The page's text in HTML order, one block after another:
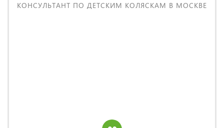
КОНСУЛЬТАНТ ПО ДЕТСКИМ КОЛЯСКАМ В МОСКВЕ